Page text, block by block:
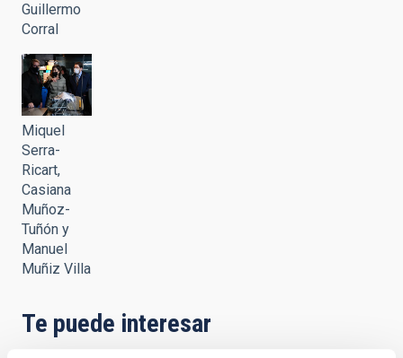
Guillermo
Corral
Miquel
Serra-
Ricart,
Casiana
Muñoz-
Tuñón y
Manuel
Muñiz Villa
Te puede interesar